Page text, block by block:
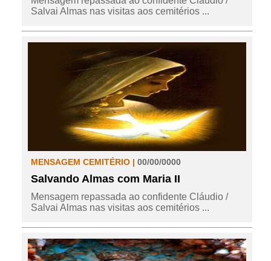
Salvai Almas nas visitas aos cemitérios ...
MENSAGEM CEMITÉRIO | 00/00/0000
Salvando Almas com Maria II
Mensagem repassada ao confidente Cláudio /
Salvai Almas nas visitas aos cemitérios ...